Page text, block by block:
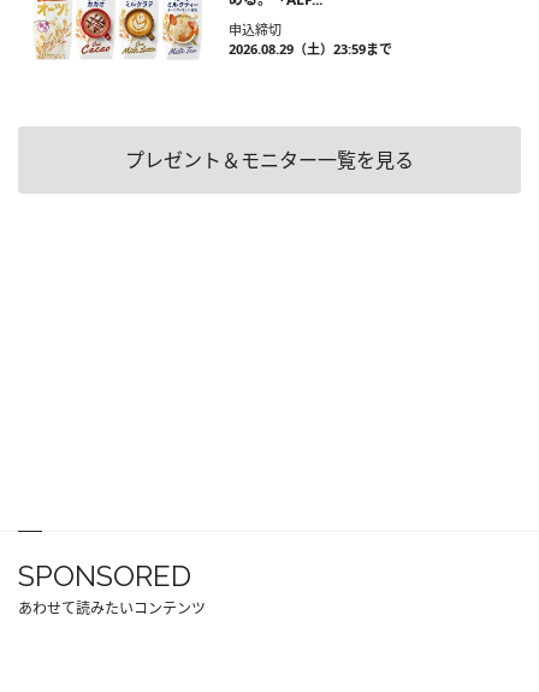
申込締切
2026.08.29（土）23:59まで
プレゼント＆モニター一覧を見る
SPONSORED
あわせて読みたいコンテンツ